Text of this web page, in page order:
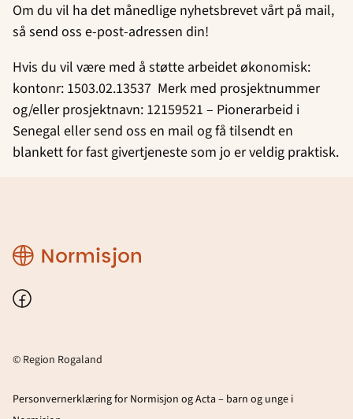
Om du vil ha det månedlige nyhetsbrevet vårt på mail,
så send oss e-post-adressen din!
Hvis du vil være med å støtte arbeidet økonomisk:
kontonr: 1503.02.13537 Merk med prosjektnummer
og/eller prosjektnavn: 12159521 – Pionerarbeid i
Senegal eller send oss en mail og få tilsendt en
blankett for fast givertjeneste som jo er veldig praktisk.
Region
Rogaland
Facebook
© Region Rogaland
Personvernerklæring for Normisjon og Acta – barn og unge i